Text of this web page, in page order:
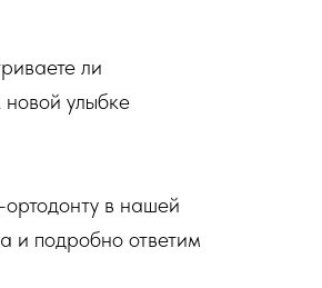
ли
улыбке
в нашей
и подробно ответим